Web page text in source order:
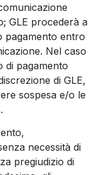
GLE procederà a
pagamento entro
Nel caso
di pagamento
di GLE,
sospesa e/o le
necessità di
pregiudizio di